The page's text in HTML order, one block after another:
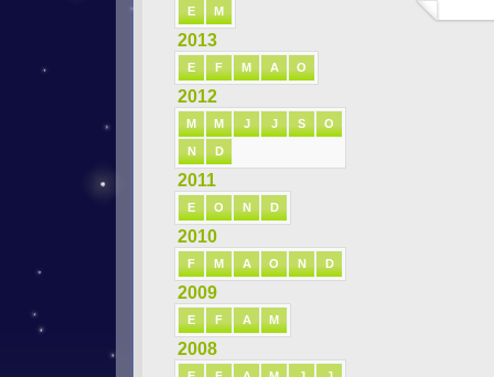
E M
2013
E F M A O
2012
M M J J S O
N D
2011
E O N D
2010
F M A O N D
2009
E F A M
2008